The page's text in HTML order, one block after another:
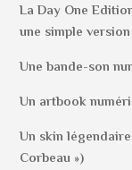
La Day One
une simple
Une bande-son
Un artbook
Un skin
Corbeau »)